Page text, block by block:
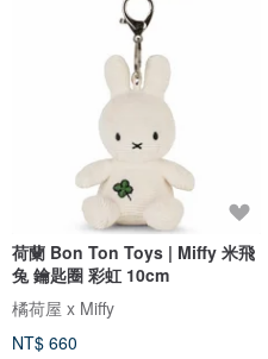
荷蘭 Bon Ton Toys | Miffy 米飛
兔 鑰匙圈 彩虹 10cm
橘荷屋 x Miffy
NT$ 660